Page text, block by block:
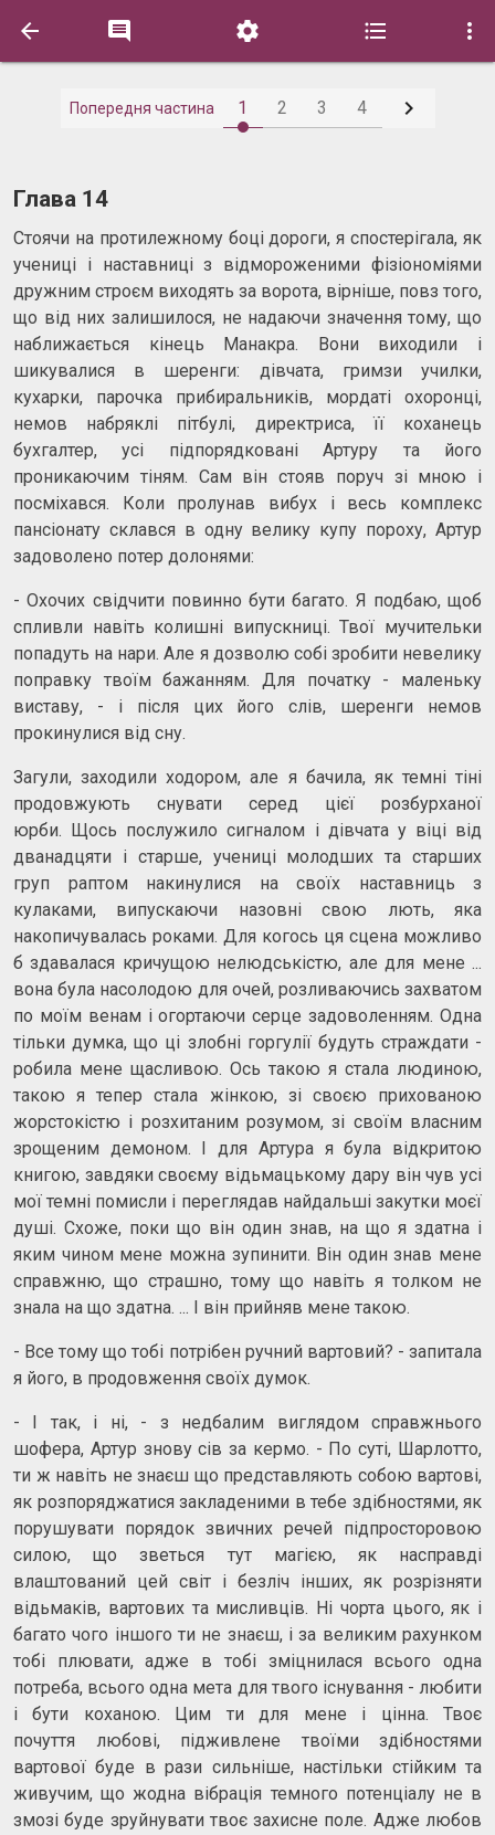
    
Попередня частина 1 2 3 4 
Глава 14
Стоячи на протилежному боці дороги, я спостерігала, як
учениці і наставниці з відмороженими фізіономіями
дружним строєм виходять за ворота, вірніше, повз того,
що від них залишилося, не надаючи значення тому, що
наближається кінець Манакра. Вони виходили і
шикувалися в шеренги: дівчата, гримзи училки,
кухарки, парочка прибиральників, мордаті охоронці,
немов набряклі пітбулі, директриса, її коханець
бухгалтер, усі підпорядковані Артуру та його
проникаючим тіням. Сам він стояв поруч зі мною і
посміхався. Коли пролунав вибух і весь комплекс
пансіонату склався в одну велику купу пороху, Артур
задоволено потер долонями:
- Охочих свідчити повинно бути багато. Я подбаю, щоб
спливли навіть колишні випускниці. Твої мучительки
попадуть на нари. Але я дозволю собі зробити невелику
поправку твоїм бажанням. Для початку - маленьку
виставу, - і після цих його слів, шеренги немов
прокинулися від сну.
Загули, заходили ходором, але я бачила, як темні тіні
продовжують снувати серед цієї розбурханої
юрби. Щось послужило сигналом і дівчата у віці від
дванадцяти і старше, учениці молодших та старших
груп раптом накинулися на своїх наставниць з
кулаками, випускаючи назовні свою лють, яка
накопичувалась роками. Для когось ця сцена можливо
б здавалася кричущою нелюдськістю, але для мене ...
вона була насолодою для очей, розливаючись захватом
по моїм венам і огортаючи серце задоволенням. Одна
тільки думка, що ці злобні горгулії будуть страждати -
робила мене щасливою. Ось такою я стала людиною,
такою я тепер стала жінкою, зі своєю прихованою
жорстокістю і розхитаним розумом, зі своїм власним
зрощеним демоном. І для Артура я була відкритою
книгою, завдяки своєму відьмацькому дару він чув усі
мої темні помисли і переглядав найдальші закутки моєї
душі. Схоже, поки що він один знав, на що я здатна і
яким чином мене можна зупинити. Він один знав мене
справжню, що страшно, тому що навіть я толком не
знала на що здатна. ... І він прийняв мене такою.
- Все тому що тобі потрібен ручний вартовий? - запитала
я його, в продовження своїх думок.
- І так, і ні, - з недбалим виглядом справжнього
шофера, Артур знову сів за кермо. - По суті, Шарлотто,
ти ж навіть не знаєш що представляють собою вартові,
як розпоряджатися закладеними в тебе здібностями, як
порушувати порядок звичних речей підпросторовою
силою, що зветься тут магією, як насправді
влаштований цей світ і безліч інших, як розрізняти
відьмаків, вартових та мисливців. Ні чорта цього, як і
багато чого іншого ти не знаєш, і за великим рахунком
тобі плювати, адже в тобі зміцнилася всього одна
потреба, всього одна мета для твого існування - любити
і бути коханою. Цим ти для мене і цінна. Твоє
почуття любові, підживлене твоїми здібностями
вартової буде в рази сильніше, настільки стійким та
живучим, що жодна вібрація темного потенціалу не в
змозі буде зруйнувати твоє захисне поле. Адже любов